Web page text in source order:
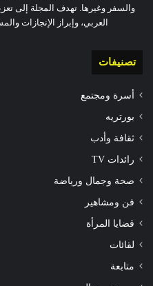
والسفر وغيرها. تهدف المجلة إلى
العربي، وإبراز الإنجازات
تصنيفات
أسرة ومجتمع
بورتريه
ثقافة وأدب
رائدات TV
صحة وجمال ورياضة
فن ومشاهير
قضايا المرأة
لقائات
متابعة